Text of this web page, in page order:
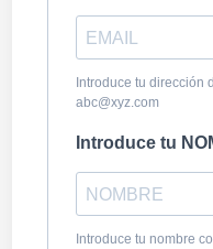
Introduce tu dirección
abc@xyz.com
Introduce tu
Introduce tu nombre